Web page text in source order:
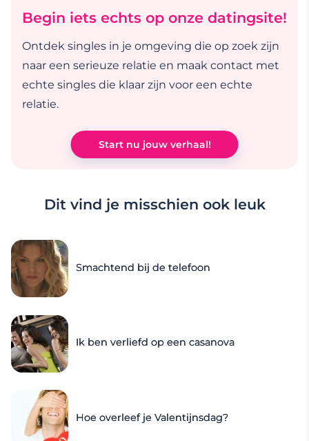
Begin iets echts op onze datingsite!
Ontdek singles in je omgeving die op zoek zijn
naar een serieuze relatie en maak contact met
echte singles die klaar zijn voor een echte
relatie.
Start nu jouw verhaal!
Dit vind je misschien ook leuk
Smachtend bij de telefoon
Ik ben verliefd op een casanova
Hoe overleef je Valentijnsdag?